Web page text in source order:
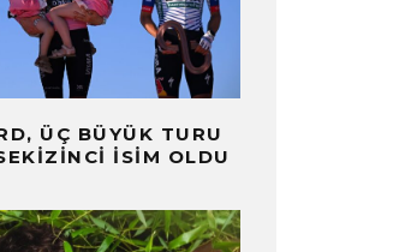
ÜÇ BÜYÜK TURU
İSIM OLDU